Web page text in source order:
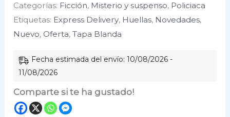
la
empleada
cantidad
Categorías: Ficción, Misterio y suspenso, Policiaca
Etiquetas: Express Delivery, Huellas, Novedades,
Nuevo, Oferta,Tapa Blanda
Fecha estimada del envío: 10/08/2026 -
11/08/2026
Comparte si te ha gustado!